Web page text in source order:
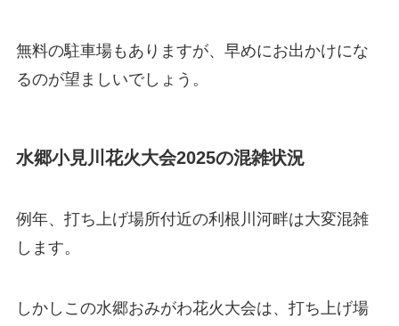
無料の駐車場もありますが、早めにお出かけにな
るのが望ましいでしょう。
水郷小見川花火大会2025の混雑状況
例年、打ち上げ場所付近の利根川河畔は大変混雑
します。
しかしこの水郷おみがわ花火大会は、打ち上げ場